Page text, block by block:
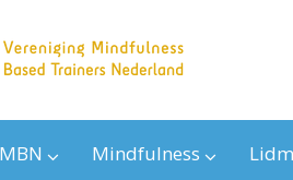
Mindfulness